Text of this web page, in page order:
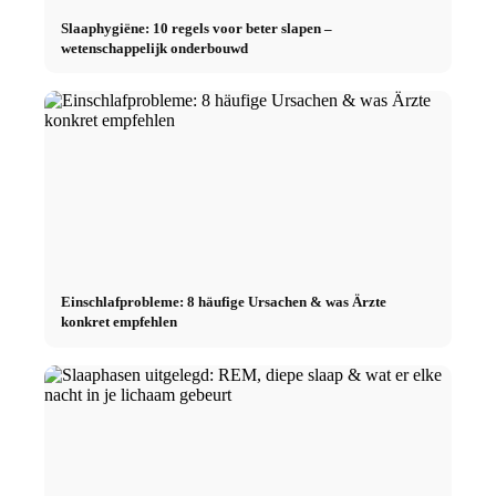
Slaaphygiëne: 10 regels voor beter slapen –
wetenschappelijk onderbouwd
Einschlafprobleme: 8 häufige Ursachen & was Ärzte
konkret empfehlen